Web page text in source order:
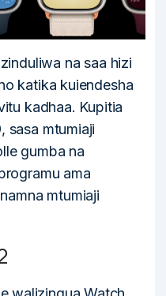
na saa hizi
katika kuiendesha
kadhaa. Kupitia
sasa mtumiaji
gumba na
ama
mtumiaji